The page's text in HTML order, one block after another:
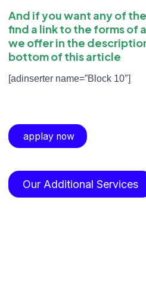
And if you want any of
find a link to the forms of
we offer in the
bottom of this article
[adinserter name=”Block 10″]
applay now
Our Additional Services